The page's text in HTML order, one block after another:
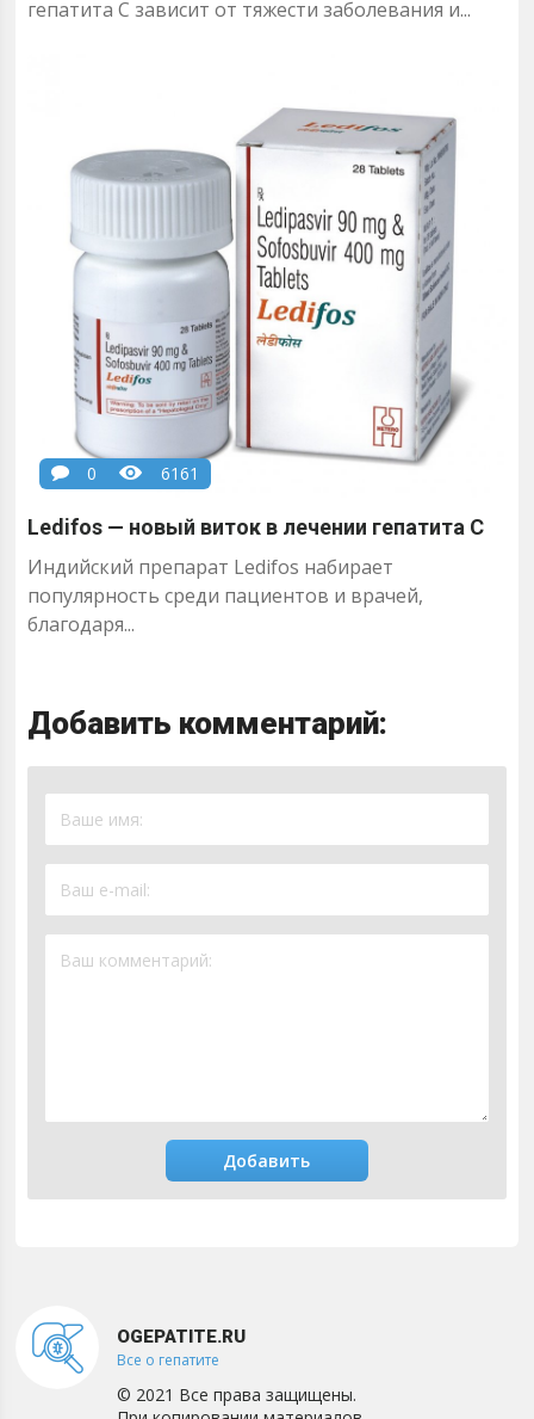
гепатита С зависит от тяжести заболевания и...
0 6161
Ledifos — новый виток в лечении гепатита С
Индийский препарат Ledifos набирает
популярность среди пациентов и врачей,
благодаря...
Добавить комментарий:
OGEPATITE.RU
Все о гепатите
© 2021 Все права защищены.